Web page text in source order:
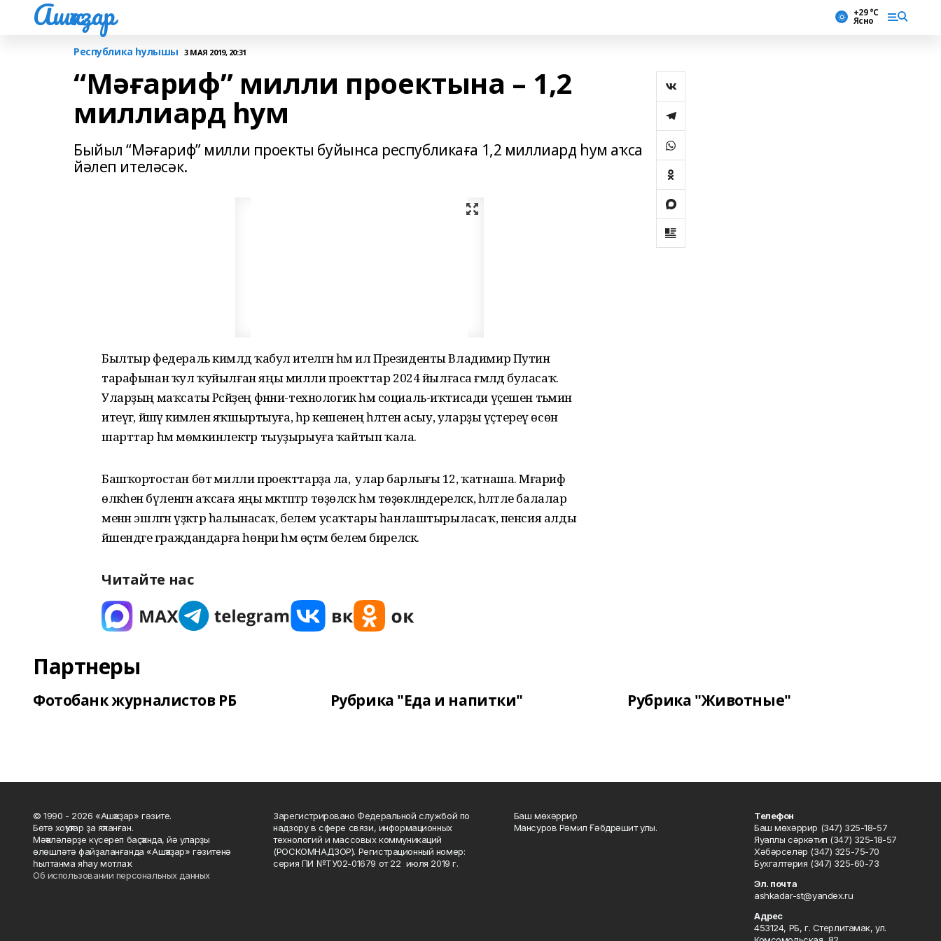
Ашҡаҙар +29 °С
Ясно
Республика һулышы 3 МАЯ 2019, 20:31
“Мәғариф” милли проектына – 1,2
миллиард һум
Быйыл “Мәғариф” милли проекты буйынса республикаға 1,2 миллиард һум аҡса
йәлеп ителәсәк.
Былтыр федераль кимәлдә ҡабул ителгән һәм ил Президенты Владимир Путин
тарафынан ҡул ҡуйылған яңы милли проекттар 2024 йылғаса ғәмәлдә буласаҡ.
Уларҙың маҡсаты Рәсәйҙең фәнни-технологик һәм социаль-иҡтисади үҫешен тәьмин
итеүгә, йәшәү кимәлен яҡшыртыуға, һәр кешенең һәләтен асыу, уларҙы үҫтереү өсөн
шарттар һәм мөмкинлектәр тыуҙырыуға ҡайтып ҡала.
Башҡортостан бөтә милли проекттарҙа ла, ә улар барлығы 12, ҡатнаша. Мәғариф
өлкәһенә бүленгән аҡсаға яңы мәктәптәр төҙөләсәк һәм төҙөкләндереләсәк, һәләтле балалар
менән эшләгән үҙәктәр һалынасаҡ, белем усаҡтары һанлаштырыласаҡ, пенсия алды
йәшендәге граждандарға һөнәри һәм өҫтәмә белем биреләсәк.
Читайте нас
Партнеры
Фотобанк журналистов РБ Рубрика "Еда и напитки" Рубрика "Животные"
© 1990 - 2026 «Ашҡаҙар» гәзите.
Бөтә хоҡуҡтар ҙа яҡланған.
Мәҡәләләрҙе күсереп баҫҡанда, йә уларҙы
өлөшләтә файҙаланғанда «Ашҡаҙар» гәзитенә
һылтанма яһау мотлаҡ.
Об использовании персональных данных
Зарегистрировано Федеральной службой по
надзору в сфере связи, информационных
технологий и массовых коммуникаций
(РОСКОМНАДЗОР). Регистрационный номер:
серия ПИ №ТУ02-01679 от 22 июля 2019 г.
Баш мөхәррир
Мансуров Рәмил Ғәбдрәшит улы.
Телефон
Баш мөхәррир (347) 325-18-57
Яуаплы сәркәтип (347) 325-18-57
Хәбәрселәр (347) 325-75-70
Бухгалтерия (347) 325-60-73
Эл. почта
ashkadar-st@yandex.ru
Адрес
453124, РБ, г. Стерлитамак, ул.